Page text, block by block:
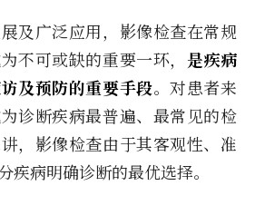
及广泛应用，影像检查在常规
不可或缺的重要一环， 是疾病
及预防的重要手段。对患者来
诊断疾病最普遍、最常见的检
，影像检查由于其客观性、准
疾病明确诊断的最优选择。